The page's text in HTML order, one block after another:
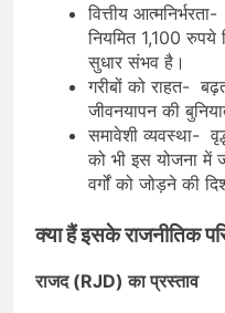
वित्तीय
नियमित 1,100
सुधार संभव है।
गरीबों को राहत-
जीवनयापन की
समावेशी व्यवस्था-
को भी इस योजना
वर्गों को जोड़ने की
क्या हैं इसके राजनीतिक
राजद (RJD) का प्रस्ताव